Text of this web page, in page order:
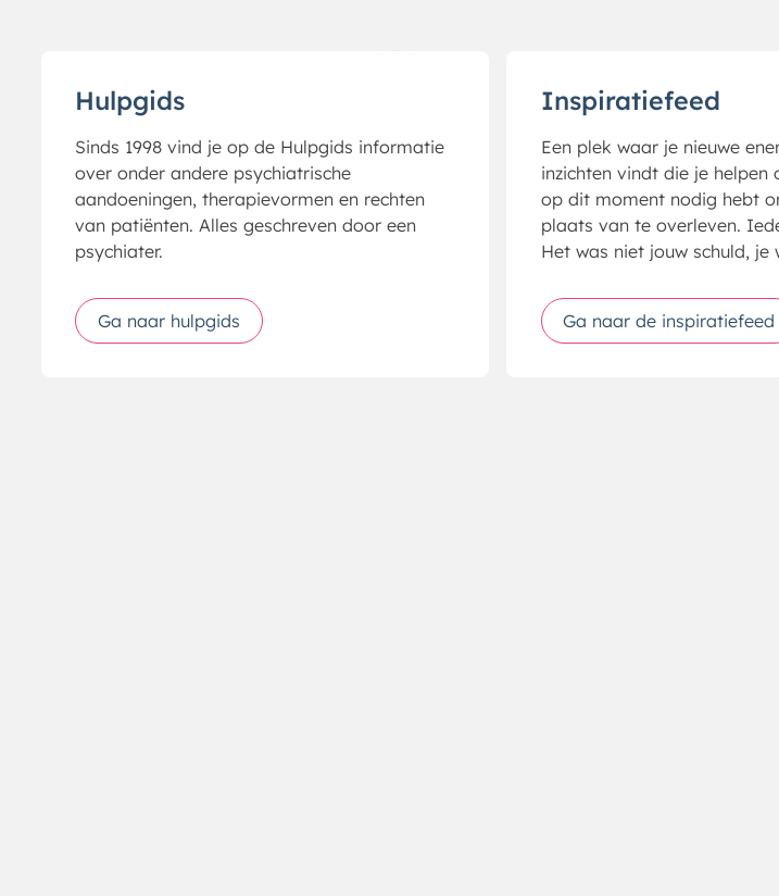
Hulpgids
Sinds 1998 vind je op de Hulpgids informatie
over onder andere psychiatrische
aandoeningen, therapievormen en rechten
van patiënten. Alles geschreven door een
psychiater.
Ga naar hulpgids
Inspiratiefeed
Een plek waar je nieuwe
inzichten vindt die je helpen
op dit moment nodig hebt
plaats van te overleven.
Het was niet jouw schuld, je
Ga naar de inspiratiefeed